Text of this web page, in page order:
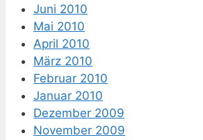
Juni 2010
Mai 2010
April 2010
März 2010
Februar 2010
Januar 2010
Dezember 2009
November 2009